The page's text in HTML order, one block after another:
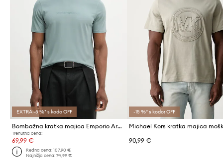
EXTRA -5 %* s kodo OFF
Bombažna kratka majica Emporio Armani
Trenutna cena:
69,99 €
Redna cena:107,90 €
Najnižja cena:74,99 €
-15 %* s kodo: OFF
90,99 €